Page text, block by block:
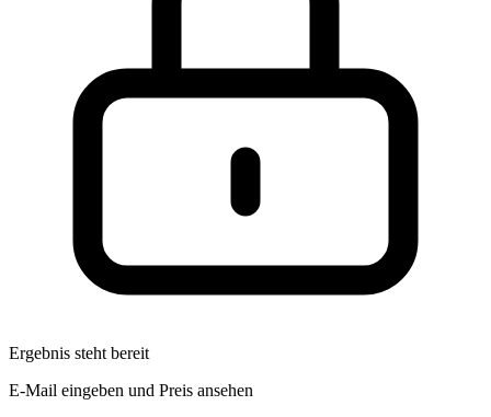
Ergebnis steht bereit
E-Mail eingeben und Preis ansehen